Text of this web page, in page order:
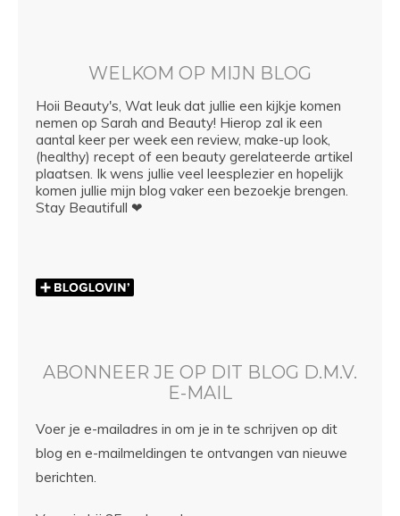
WELKOM OP MIJN BLOG
Hoii Beauty's, Wat leuk dat jullie een kijkje komen
nemen op Sarah and Beauty! Hierop zal ik een
aantal keer per week een review, make-up look,
(healthy) recept of een beauty gerelateerde artikel
plaatsen. Ik wens jullie veel leesplezier en hopelijk
komen jullie mijn blog vaker een bezoekje brengen.
Stay Beautifull ❤
ABONNEER JE OP DIT BLOG D.M.V.
E-MAIL
Voer je e-mailadres in om je in te schrijven op dit
blog en e-mailmeldingen te ontvangen van nieuwe
berichten.